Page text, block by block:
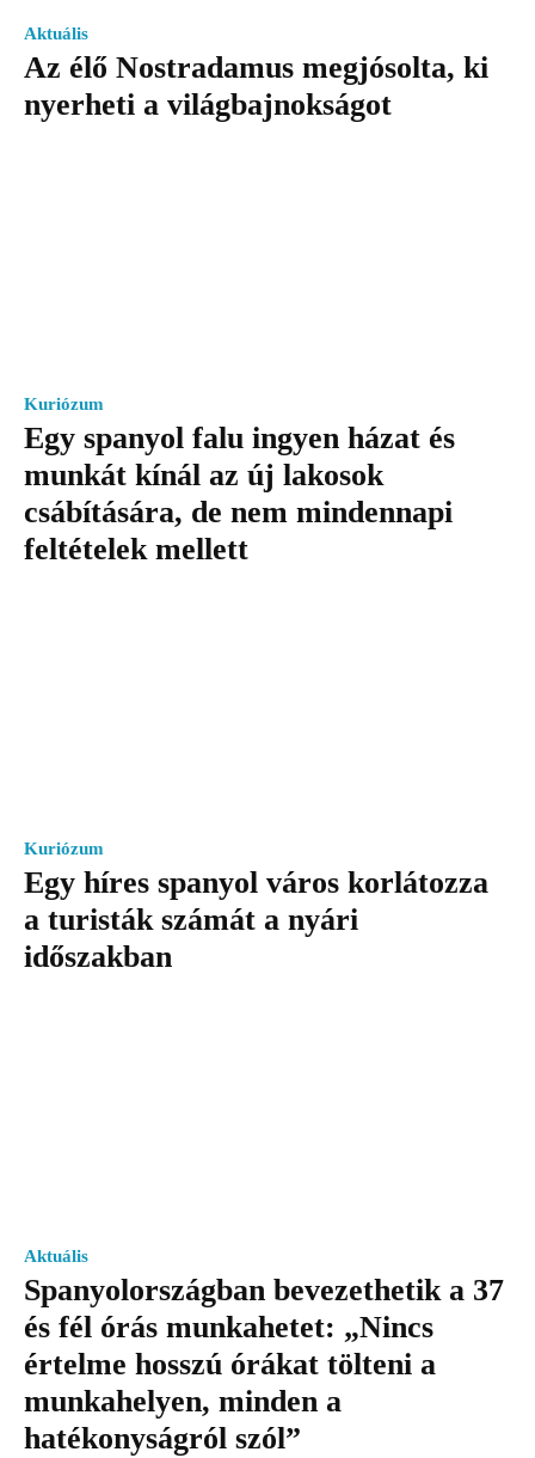
Aktuális
Az élő Nostradamus megjósolta, ki
nyerheti a világbajnokságot
Kuriózum
Egy spanyol falu ingyen házat és
munkát kínál az új lakosok
csábítására, de nem mindennapi
feltételek mellett
Kuriózum
Egy híres spanyol város korlátozza
a turisták számát a nyári
időszakban
Aktuális
Spanyolországban bevezethetik a 37
és fél órás munkahetet: „Nincs
értelme hosszú órákat tölteni a
munkahelyen, minden a
hatékonyságról szól”